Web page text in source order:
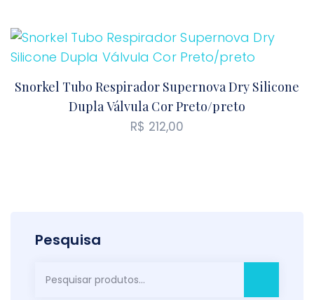
Snorkel Tubo Respirador Supernova Dry Silicone
Dupla Válvula Cor Preto/preto
R$ 212,00
Pesquisa
Pesquisar